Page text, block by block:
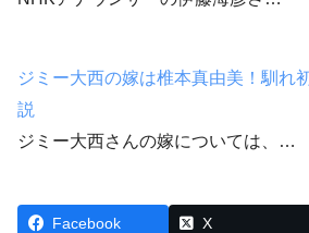
ジミー大西の嫁は椎本真由美！馴れ
説
ジミー大西さんの嫁については、…
Facebook X